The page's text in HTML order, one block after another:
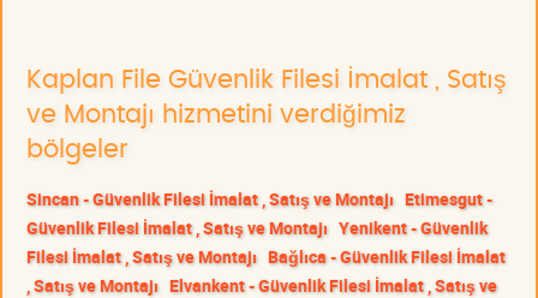
Kaplan File Güvenlik Filesi İmalat , Satış
ve Montajı hizmetini verdiğimiz
bölgeler
Sincan - Güvenlik Filesi İmalat , Satış ve Montajı Etimesgut -
Güvenlik Filesi İmalat , Satış ve Montajı Yenikent - Güvenlik
Filesi İmalat , Satış ve Montajı Bağlıca - Güvenlik Filesi İmalat
, Satış ve Montajı Elvankent - Güvenlik Filesi İmalat , Satış ve